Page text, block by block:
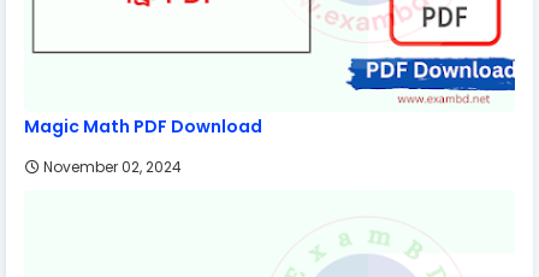
Magic Math PDF Download
November 02, 2024